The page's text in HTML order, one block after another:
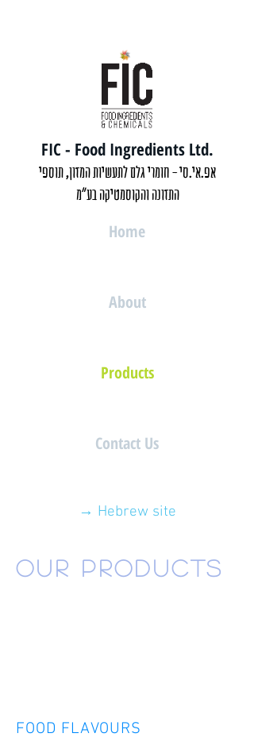
FIC - Food Ingredients Ltd.
אפ.אי.סי - חומרי גלם לתעשיות המזון, תוספי
התזונה והקוסמטיקה בע"מ
Home
About
Products
Contact Us
→ Hebrew site
OUR PRODUCTS
FOOD FLAVOURS